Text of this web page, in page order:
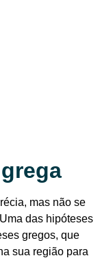
mas não se
das hipóteses
gregos, que
sua região para